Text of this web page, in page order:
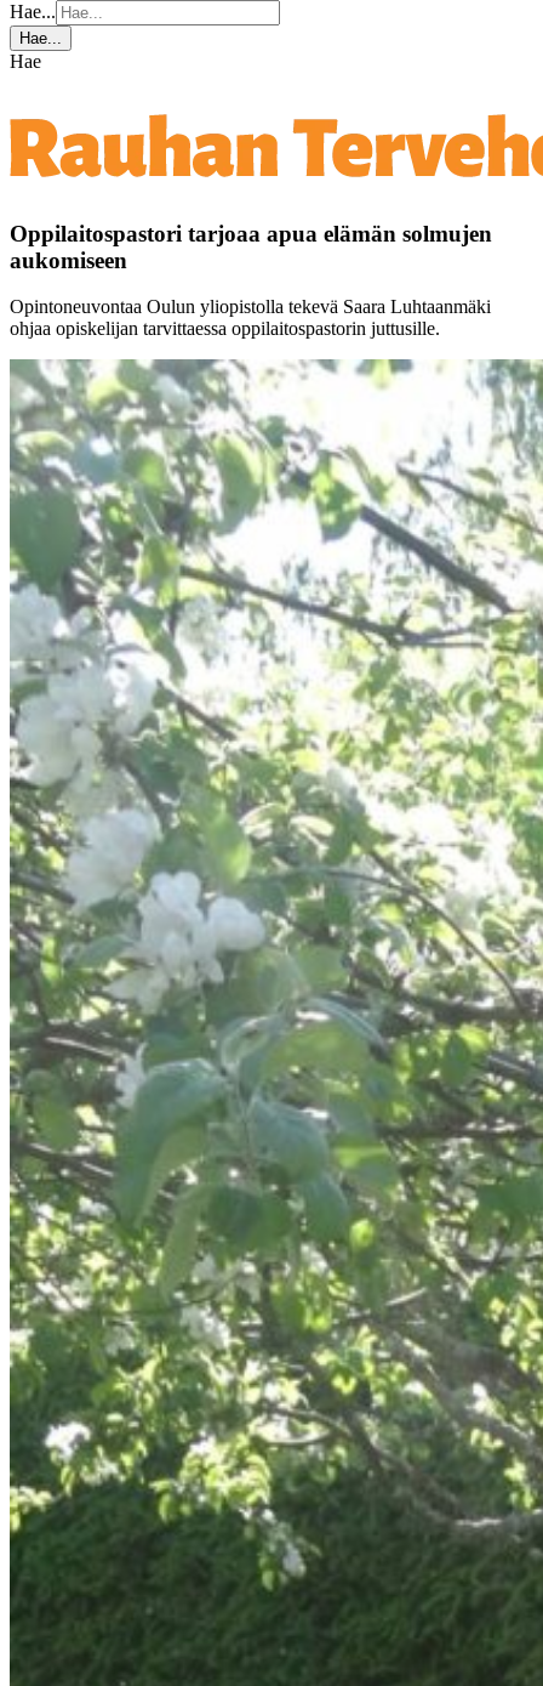
Hae...
Hae...
Hae
Oppilaitospastori tarjoaa apua elämän solmujen
aukomiseen
Opintoneuvontaa Oulun yliopistolla tekevä Saara Luhtaanmäki
ohjaa opiskelijan tarvittaessa oppilaitospastorin juttusille.